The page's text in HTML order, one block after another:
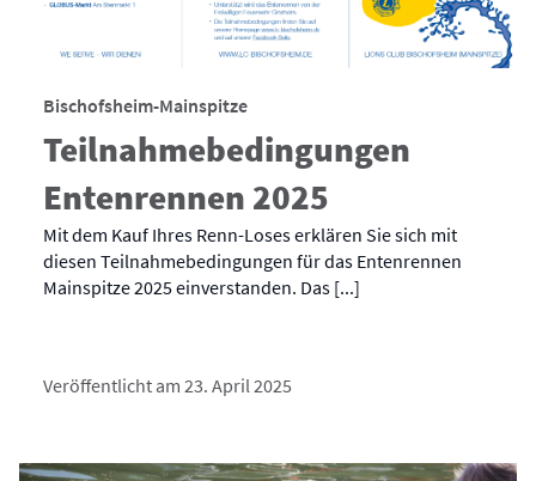
Bischofsheim-Mainspitze
Teilnahmebedingungen
Entenrennen 2025
Mit dem Kauf Ihres Renn-Loses erklären Sie sich mit
diesen Teilnahmebedingungen für das Entenrennen
Mainspitze 2025 einverstanden. Das [...]
Veröffentlicht am 23. April 2025